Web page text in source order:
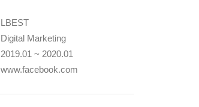
LBEST
Digital Marketing
2019.01 ~ 2020.01
www.facebook.com